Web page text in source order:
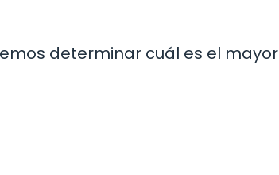
determinar cuál es el